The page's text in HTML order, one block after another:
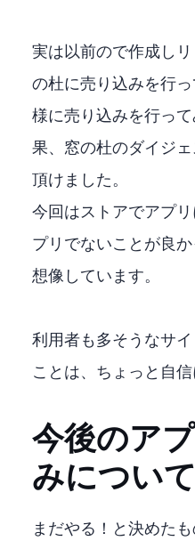
実は以前のPythonで作成
の杜に売り込みを行
様に売り込みを行っ
果、窓の杜のダイジ
頂けました。
今回はMicrosoftストアで
プリでないことが良
想像しています。
利用者も多そうなサ
ことは、ちょっと自
今後のア
みについて
まだ”やる！”と決めた